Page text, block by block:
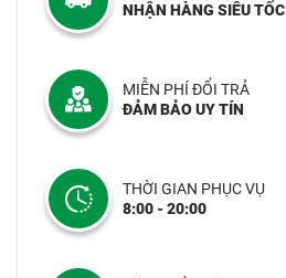
NHẬN HÀNG SIÊU TỐC
MIỄN PHÍ ĐỔI TRẢ
ĐẢM BẢO UY TÍN
THỜI GIAN PHỤC VỤ
8:00 - 20:00